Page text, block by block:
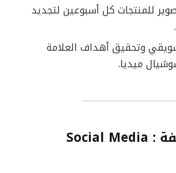
للمنتجات كل أسبوعين لتجديد
وتحقيق أهداف العلامة
ميديا.
مميزات الوظيفة : Social Media